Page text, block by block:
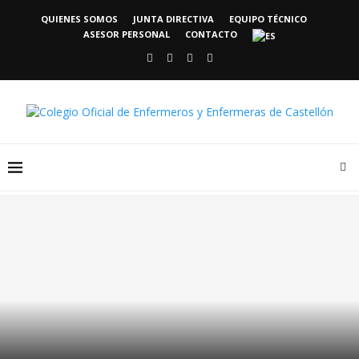
QUIENES SOMOS JUNTA DIRECTIVA
EQUIPO TÉCNICO
ASESOR PERSONAL
CONTACTO
Oferta empleo CENTRO DE DIA DE ATZENETA